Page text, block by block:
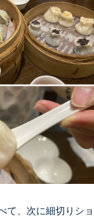
て、次に細切りショ